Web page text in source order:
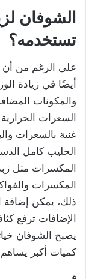
الشوفان
تستخدمه؟
على الرغم من
أيضًا في زيادة
والمكونات
السعرات
غنية بالسعرات
الحليب كامل
المكسرات مثل
المكسرات
ذلك، يمكن إضافة
الإضافات ترفع
يصبح الشوفان
كميات أكبر